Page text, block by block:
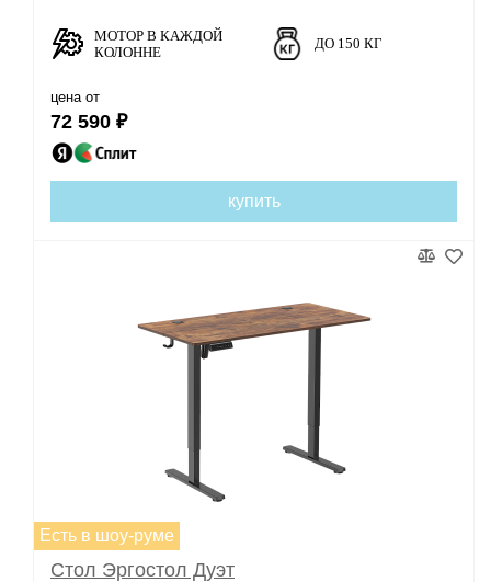
МОТОР В КАЖДОЙ
КОЛОННЕ
ДО 150 КГ
цена от
72 590 ₽
купить
Есть в шоу-руме
Стол Эргостол Дуэт